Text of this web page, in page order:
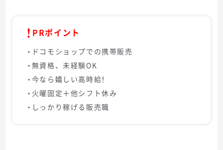
PRポイント
・ドコモショップでの携帯販売
・無資格、未経験OK
・今なら嬉しい高時給！
・火曜固定＋他シフト休み
・しっかり稼げる販売職